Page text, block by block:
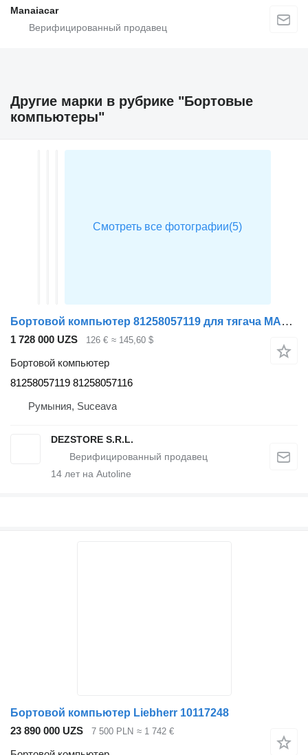
Manaiacar
Другие марки в рубрике "Бортовые
компьютеры"
Бортовой компьютер 81258057119 для тягача MAN TGX
1 728 000 UZS 126 € ≈ 145,60 $
Бортовой компьютер
81258057119 81258057116
Румыния, Suceava
DEZSTORE S.R.L.
14 лет на Autoline
Бортовой компьютер Liebherr 10117248
23 890 000 UZS
7 500 PLN ≈ 1 742 €